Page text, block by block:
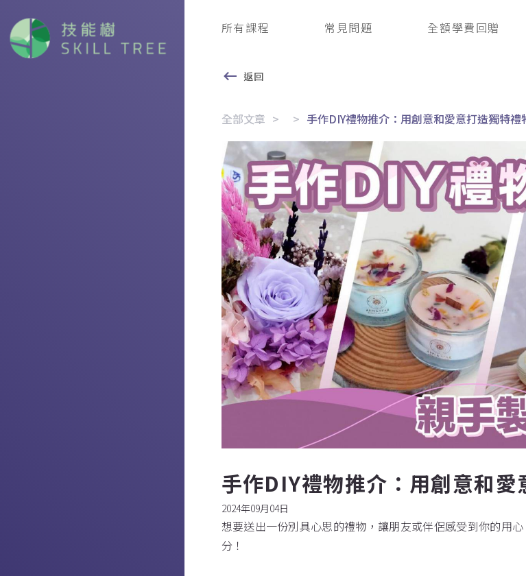
所有課程 常見問題 全額學費回贈
返回
全部文章 手作DIY禮物推介：用創意和愛意打造獨特禮
手作DIY禮物推介：用創意和愛
2024年09月04日
想要送出一份別具心思的禮物，讓朋友或伴侶感受到你的用
分！